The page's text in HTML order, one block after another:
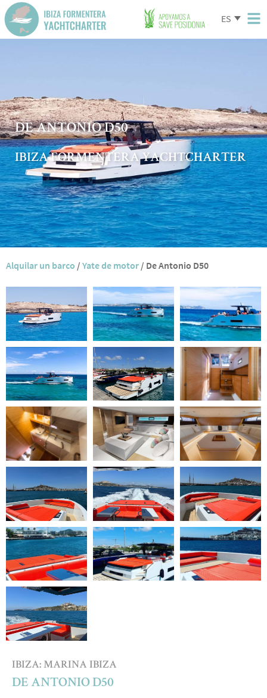
ES
DE ANTONIO D50
IBIZA FORMENTERA YACHTCHARTER
Alquilar un barco / Yate de motor / De Antonio D50
IBIZA: MARINA IBIZA
DE ANTONIO D50